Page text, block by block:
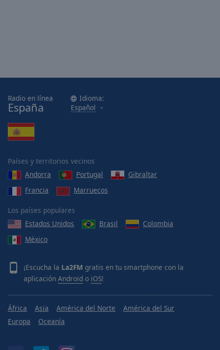
Radio en línea
España
Idioma:
Español
Países y territorios vecinos
Andorra
Portugal
Gibraltar
Francia
Marruecos
Los países populares
Estados Unidos
Brasil
Colombia
México
¡Escucha la La2FM gratis en tu smartphone con la
aplicación Android o iOS!
África Asia América del Norte
América del Sur
Europa
Oceanía